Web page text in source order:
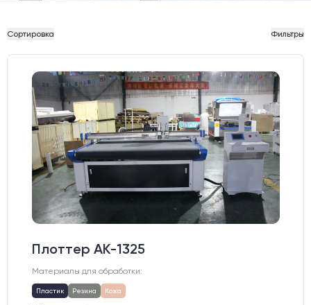
Сортировка Фильтры
Плоттер AK-1325
Материалы для обработки:
Пластик Резина Кожа